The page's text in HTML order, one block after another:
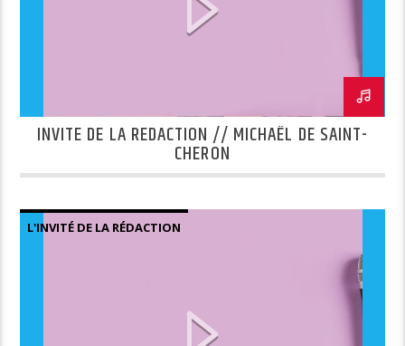
INVITE DE LA REDACTION // MICHAËL DE SAINT-
CHERON
L'INVITÉ DE LA RÉDACTION